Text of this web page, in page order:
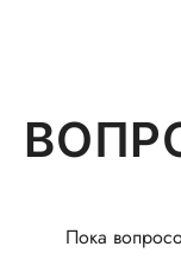
Пока